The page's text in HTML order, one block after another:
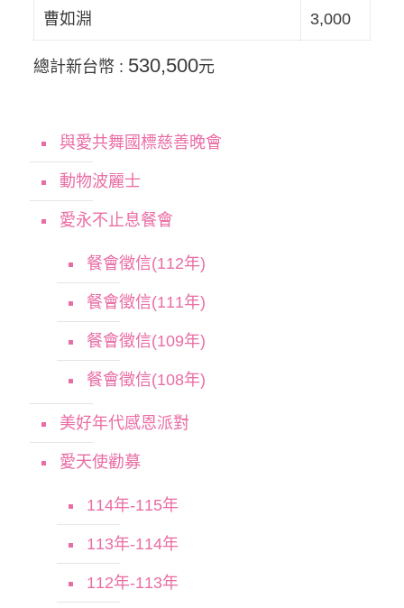
曹如淵 3,000
總計新台幣 : 530,500元
與愛共舞國標慈善晚會
動物波麗士
愛永不止息餐會
餐會徵信(112年)
餐會徵信(111年)
餐會徵信(109年)
餐會徵信(108年)
美好年代感恩派對
愛天使勸募
114年-115年
113年-114年
112年-113年